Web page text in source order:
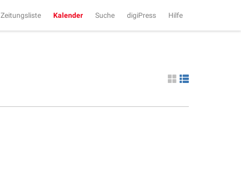
Zeitungsliste Kalender Suche digiPress Hilfe